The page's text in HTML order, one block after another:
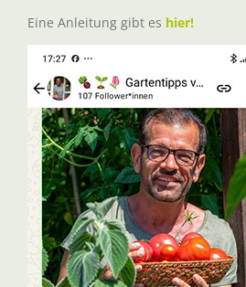
Eine Anleitung gibt es hier!